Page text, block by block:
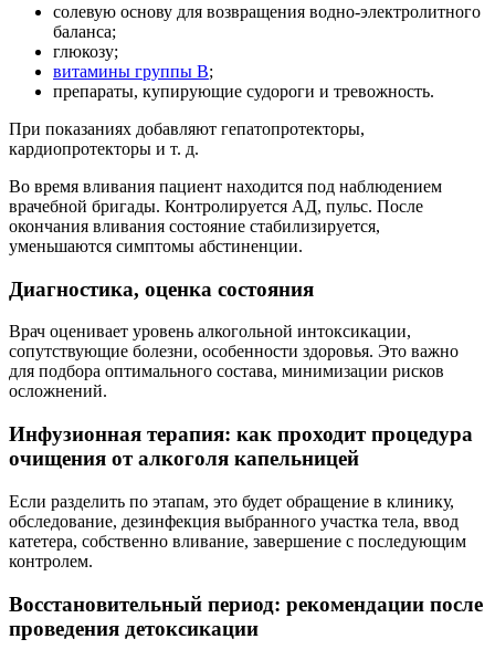
солевую основу для возвращения водно-электролитного
баланса;
глюкозу;
витамины группы B;
препараты, купирующие судороги и тревожность.
При показаниях добавляют гепатопротекторы,
кардиопротекторы и т. д.
Во время вливания пациент находится под наблюдением
врачебной бригады. Контролируется АД, пульс. После
окончания вливания состояние стабилизируется,
уменьшаются симптомы абстиненции.
Диагностика, оценка состояния
Врач оценивает уровень алкогольной интоксикации,
сопутствующие болезни, особенности здоровья. Это важно
для подбора оптимального состава, минимизации рисков
осложнений.
Инфузионная терапия: как проходит процедура
очищения от алкоголя капельницей
Если разделить по этапам, это будет обращение в клинику,
обследование, дезинфекция выбранного участка тела, ввод
катетера, собственно вливание, завершение с последующим
контролем.
Восстановительный период: рекомендации после
проведения детоксикации